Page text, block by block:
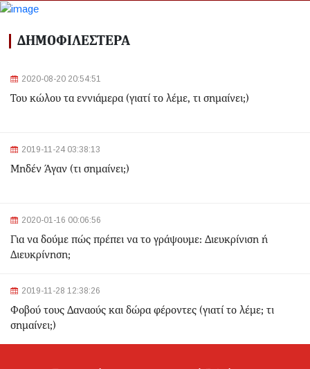
Αλλαγές στα δρομολόγια του Μετρό και του Τραμ λόγω
2024-03-22 11:07:47
Ομόνοια: Ριφιφί σε κοσμηματοπωλείο - Άρπαξαν
2024-03-22 10:52:10
Σεισμός 4,7 Ρίχτερ ανοιχτά της Κέρκυρας
σκουπίδια
Θεσσαλονίκη: Δίπλα στο 9χρονο παιδί του κατέληξε ο
30χρονος οδηγός - Ερευνώνται τα αίτια του
δυστυχήματος
ΔΗΜΟΦΙΛΕΣΤΕΡΑ
2020-08-20 20:54:51
Του κώλου τα εννιάμερα (γιατί το λέμε, τι σημαίνει;)
2019-11-24 03:38:13
Μηδέν Άγαν (τι σημαίνει;)
2020-01-16 00:06:56
Για να δούμε πώς πρέπει να το γράψουμε: Διευκρίνιση ή
Διευκρίνηση;
2019-11-28 12:38:26
Φοβού τους Δαναούς και δώρα φέροντες (γιατί το λέμε; τι
σημαίνει;)